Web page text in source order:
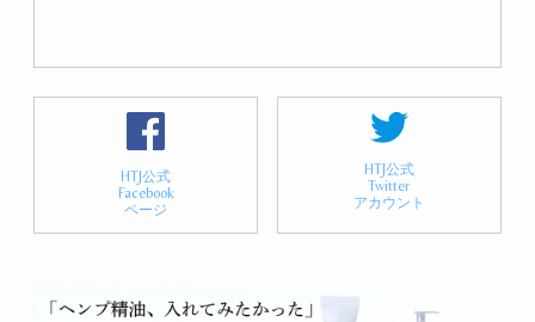
HTJ公式
Facebook
ページ
HTJ公式
Twitter
アカウント